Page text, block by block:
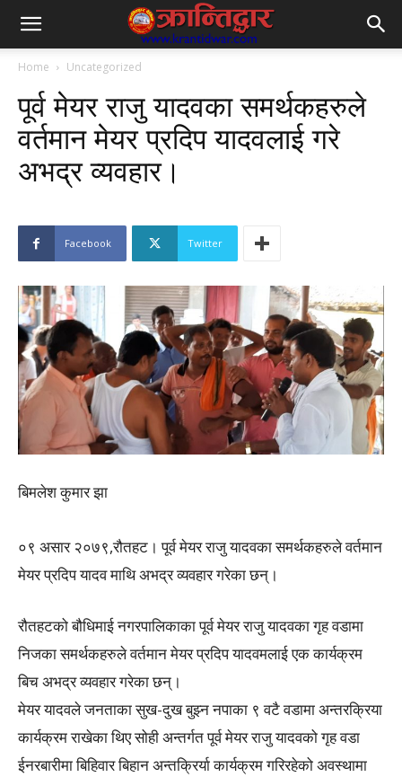
Home Uncategorized
पूर्व मेयर राजु यादवका समर्थकहरुले
वर्तमान मेयर प्रदिप यादवलाई गरे
अभद्र व्यवहार।
Facebook Twitter
बिमलेश कुमार झा
०९ असार २०७९,रौतहट। पूर्व मेयर राजु यादवका समर्थकहरुले वर्तमान
मेयर प्रदिप यादव माथि अभद्र व्यवहार गरेका छन्।
रौतहटको बौधिमाई नगरपालिकाका पूर्व मेयर राजु यादवका गृह वडामा
निजका समर्थकहरुले वर्तमान मेयर प्रदिप यादवमलाई एक कार्यक्रम
बिच अभद्र व्यवहार गरेका छन्।
मेयर यादवले जनताका सुख-दुख बुझ्न नपाका ९ वटै वडामा अन्तरक्रिया
कार्यक्रम राखेका थिए सोही अन्तर्गत पूर्व मेयर राजु यादवको गृह वडा
ईनरबारीमा बिहिवार बिहान अन्तक्रिर्या कार्यक्रम गरिरहेको अवस्थामा